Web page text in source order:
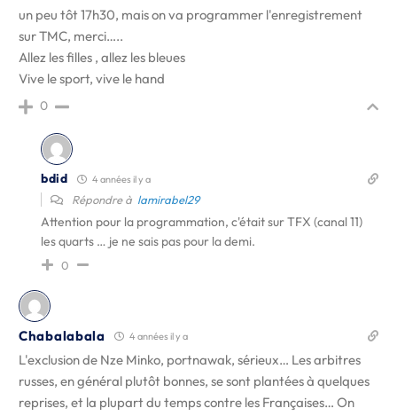
un peu tôt 17h30, mais on va programmer l'enregistrement
sur TMC, merci…..
Allez les filles , allez les bleues
Vive le sport, vive le hand
0
bdid 4 années il y a
Répondre à lamirabel29
Attention pour la programmation, c'était sur TFX (canal 11)
les quarts … je ne sais pas pour la demi.
0
Chabalabala 4 années il y a
L'exclusion de Nze Minko, portnawak, sérieux… Les arbitres
russes, en général plutôt bonnes, se sont plantées à quelques
reprises, et la plupart du temps contre les Françaises… On